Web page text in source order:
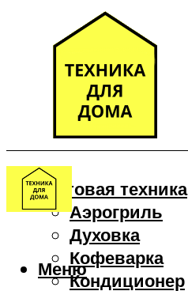
Бытовая техника
Аэрогриль
Духовка
Кофеварка
Кондиционер
Меню